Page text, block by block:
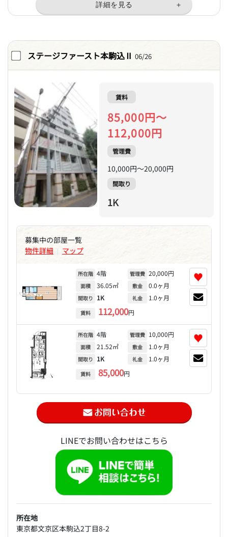
ステージファースト本駒込Ⅱ 06/26
賃料
85,000円～
112,000円
管理費
10,000円～20,000円
間取り
1K
募集中の部屋一覧
物件詳細 | マップ
所在階 4階
面積 36.05㎡
間取り 1K
賃料 112,000円
管理費 20,000円
敷金 0.0ヶ月
礼金 1.0ヶ月
♥
所在階 4階
面積 21.52㎡
間取り 1K
賃料 85,000円
管理費 10,000円
敷金 1.0ヶ月
礼金 1.0ヶ月
♥
LINEでお問い合わせはこちら
所在地
東京都文京区本駒込2丁目8-2